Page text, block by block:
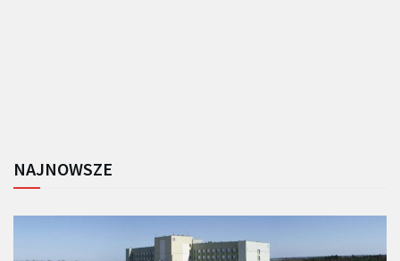
NAJNOWSZE